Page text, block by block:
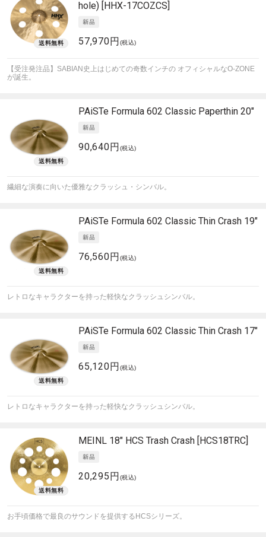
hole) [HHX-17COZCS]
57,970円 (税込)
【受注発注品】SABIAN史上はじめての奇数インチの オフィシャルなO-ZONE
が誕生。
PAiSTe Formula 602 Classic Paperthin 20"
90,640円 (税込)
繊細な演奏に向いた優雅なクラッシュ・シンバル。
PAiSTe Formula 602 Classic Thin Crash 19"
76,560円 (税込)
レトロなキャラクターを持った軽快なクラッシュシンバル。
PAiSTe Formula 602 Classic Thin Crash 17"
65,120円 (税込)
レトロなキャラクターを持った軽快なクラッシュシンバル。
MEINL 18" HCS Trash Crash [HCS18TRC]
20,295円 (税込)
お手頃価格で最良のサウンドを提供するHCSシリーズ。